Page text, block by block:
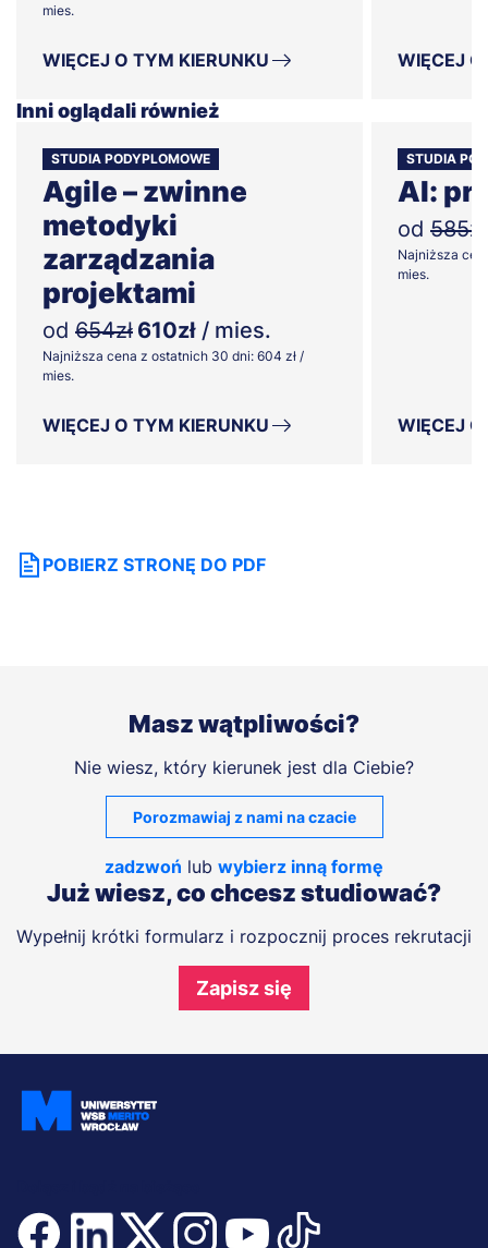
mies.
WIĘCEJ O TYM KIERUNKU WIĘCEJ
Inni oglądali również
STUDIA PODYPLOMOWE
Agile – zwinne
metodyki
zarządzania
projektami
od 654zł 610zł / mies.
Najniższa cena z ostatnich 30 dni: 604 zł /
mies.
WIĘCEJ O TYM KIERUNKU
STUDIA
AI:
od 585zł
Najniższa
mies.
WIĘCEJ
POBIERZ STRONĘ DO PDF
Masz wątpliwości?
Nie wiesz, który kierunek jest dla Ciebie?
Porozmawiaj z nami na czacie
zadzwoń lub wybierz inną formę
Już wiesz, co chcesz studiować?
Wypełnij krótki formularz i rozpocznij proces rekrutacji
Zapisz się